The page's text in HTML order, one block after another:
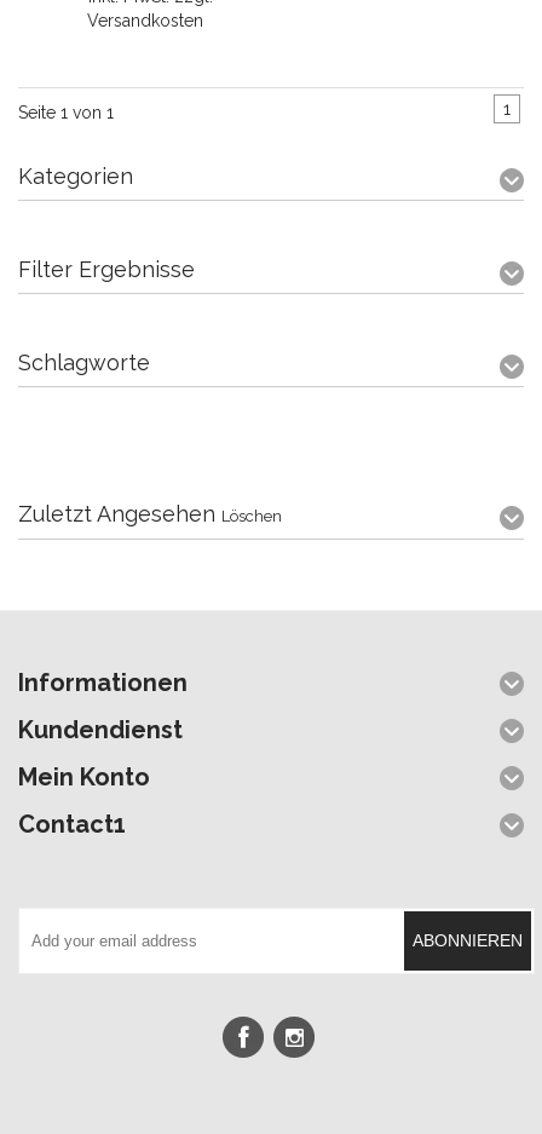
Versandkosten
Seite 1 von 1 1
Kategorien
Filter Ergebnisse
Schlagworte
Zuletzt Angesehen Löschen
Informationen
Kundendienst
Mein Konto
Contact1
ABONNIEREN